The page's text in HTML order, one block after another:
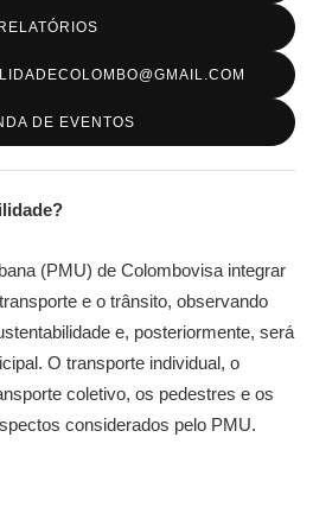
RELATÓRIOS
DE EVENTOS
(PMU) de Colombovisa integrar
e o trânsito, observando
e, posteriormente, será
O transporte individual, o
coletivo, os pedestres e os
considerados pelo PMU.